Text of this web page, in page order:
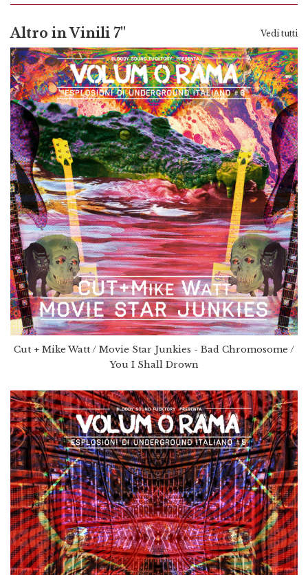
Altro in Vinili 7" Vedi tutti
Cut + Mike Watt / Movie Star Junkies - Bad Chromosome /
You I Shall Drown